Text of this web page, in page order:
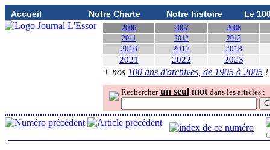
Accueil Notre Charte Notre histoire Le
2006 2007
2008
2011
2012 2013
2016 2017 2018
2021 2022 2023
+ nos 100 ans d'archives, de 1905 à 2005 !
Rechercher un seul mot dans les articles :